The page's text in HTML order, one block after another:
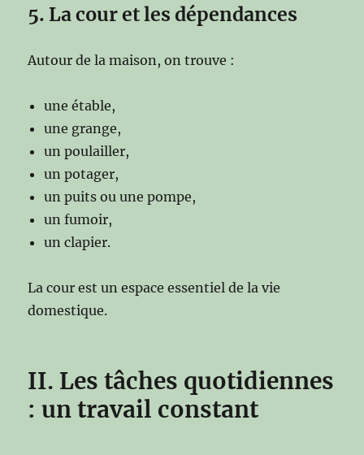
5. La cour et les dépendances
Autour de la maison, on trouve :
une étable,
une grange,
un poulailler,
un potager,
un puits ou une pompe,
un fumoir,
un clapier.
La cour est un espace essentiel de la vie
domestique.
II. Les tâches quotidiennes
: un travail constant